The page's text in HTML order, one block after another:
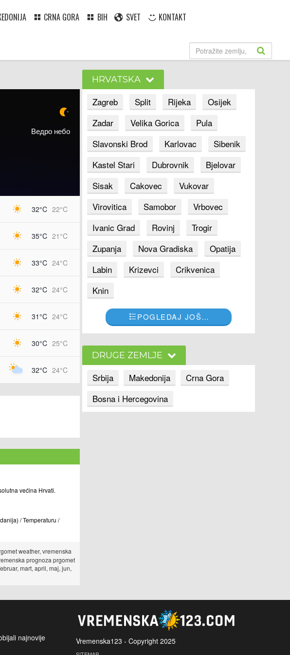
CRNA GORA BIH SVET KONTAKT
Ведро небо
32°C 22°C
35°C 21°C
33°C 24°C
32°C 24°C
31°C 24°C
30°C 25°C
32°C 24°C
većina Hrvati.
/ Temperaturu /
weather, vremenska
prognoza prgomet
mart, april, maj, jun,
HRVATSKA
Zagreb Split Rijeka
Osijek
Zadar
Velika Gorica
Pula
Slavonski Brod
Karlovac
Sibenik
Kastel Stari
Dubrovnik
Bjelovar
Sisak
Cakovec
Vukovar
Virovitica
Samobor
Vrbovec
Ivanic Grad
Rovinj
Trogir
Zupanja
Nova Gradiska
Opatija
Labin
Krizevci
Crikvenica
Knin
POGLEDAJ JOŠ…
DRUGE ZEMLJE
Srbija Makedonija
Crna Gora
Bosna i Hercegovina
najnovije
Vremenska123 - Copyright 2025